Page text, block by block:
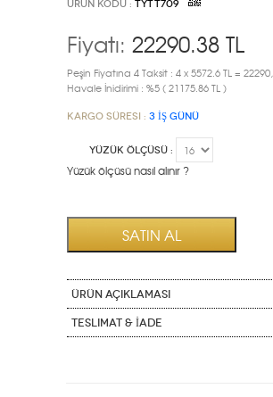
ÜRÜN KODU : TYTT709
Fiyatı: 22290.38 TL
Peşin Fiyatına 4 Taksit : 4 x 5572.6 TL =
Havale İnidirimi : %5 ( 21175.86 TL )
Kargo Süresi : 3 İŞ GÜNÜ
YÜZÜK ÖLÇÜSÜ :
Yüzük ölçüsü nasıl alınır ?
ÜRÜN AÇIKLAMASI
Teslimat & İade